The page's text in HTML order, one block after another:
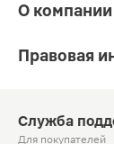
О компании
Правовая
Служба
Для покупателей